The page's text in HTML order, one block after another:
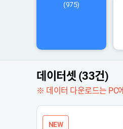
(975)
데이터셋 (33건)
※ 데이터 다운로드는 PC
NEW